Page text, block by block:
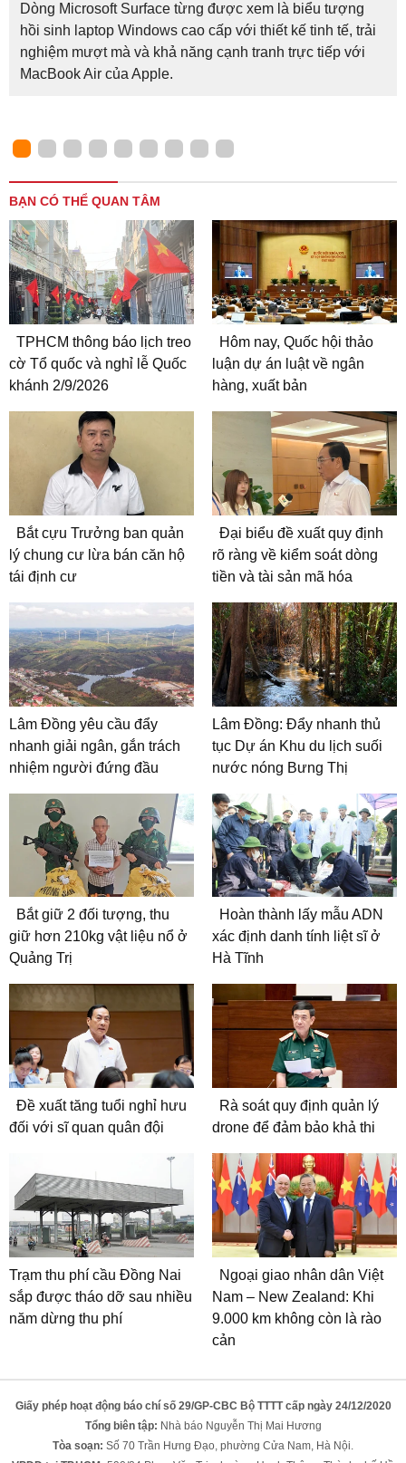
Dòng Microsoft Surface từng được xem là biểu tượng
hồi sinh laptop Windows cao cấp với thiết kế tinh tế, trải
nghiệm mượt mà và khả năng cạnh tranh trực tiếp với
MacBook Air của Apple.
BẠN CÓ THỂ QUAN TÂM
TPHCM thông báo lịch treo
cờ Tổ quốc và nghỉ lễ Quốc
khánh 2/9/2026
Hôm nay, Quốc hội thảo
luận dự án luật về ngân
hàng, xuất bản
Bắt cựu Trưởng ban quản
lý chung cư lừa bán căn hộ
tái định cư
Đại biểu đề xuất quy định
rõ ràng về kiểm soát dòng
tiền và tài sản mã hóa
Lâm Đồng yêu cầu đẩy
nhanh giải ngân, gắn trách
nhiệm người đứng đầu
Lâm Đồng: Đẩy nhanh thủ
tục Dự án Khu du lịch suối
nước nóng Bưng Thị
Bắt giữ 2 đối tượng, thu
giữ hơn 210kg vật liệu nổ ở
Quảng Trị
Hoàn thành lấy mẫu ADN
xác định danh tính liệt sĩ ở
Hà Tĩnh
Đề xuất tăng tuổi nghỉ hưu
đối với sĩ quan quân đội
Rà soát quy định quản lý
drone để đảm bảo khả thi
Trạm thu phí cầu Đồng Nai
sắp được tháo dỡ sau nhiều
năm dừng thu phí
Ngoại giao nhân dân Việt
Nam – New Zealand: Khi
9.000 km không còn là rào
cản
Giấy phép hoạt động báo chí số 29/GP-CBC Bộ TTTT cấp ngày 24/12/2020
Tổng biên tập: Nhà báo Nguyễn Thị Mai Hương
Tòa soạn: Số 70 Trần Hưng Đạo, phường Cửa Nam, Hà Nội.